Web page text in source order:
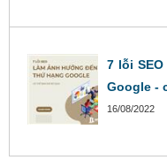
7 lỗi
Google -
16/08/2022